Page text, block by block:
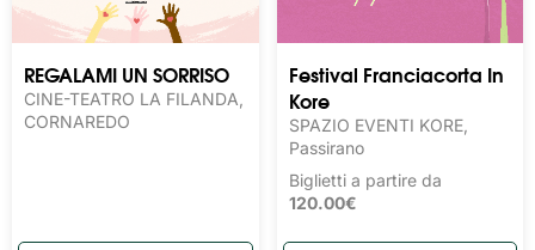
REGALAMI UN SORRISO
CINE-TEATRO LA FILANDA,
CORNAREDO
Festival Franciacorta In
Kore
SPAZIO EVENTI KORE,
Passirano
Biglietti a partire da
120.00€